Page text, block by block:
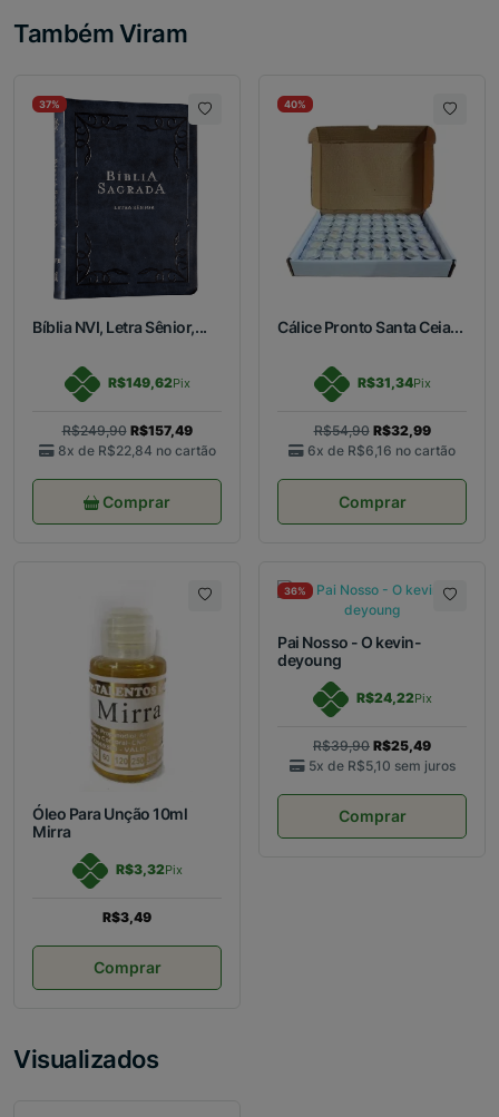
Também Viram
37%
Bíblia NVI, Letra Sênior,...
R$149,62Pix
R$249,90 R$157,49
8x de R$22,84 no cartão
Comprar
40%
Cálice Pronto Santa Ceia...
R$31,34Pix
R$54,90 R$32,99
6x de R$6,16 no cartão
Comprar
Óleo Para Unção 10ml
Mirra
R$3,32Pix
R$3,49
Comprar
36%
Pai Nosso - O kevin-
deyoung
R$24,22Pix
R$39,90 R$25,49
5x de R$5,10 sem juros
Comprar
Visualizados